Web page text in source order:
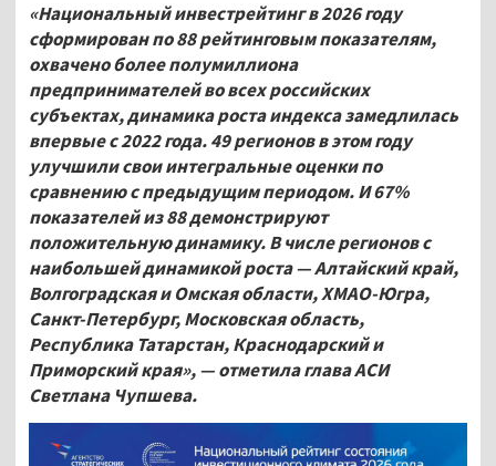
«Национальный инвестрейтинг в 2026 году
сформирован по 88 рейтинговым показателям,
охвачено более полумиллиона
предпринимателей во всех российских
субъектах, динамика роста индекса замедлилась
впервые с 2022 года. 49 регионов в этом году
улучшили свои интегральные оценки по
сравнению с предыдущим периодом. И 67%
показателей из 88 демонстрируют
положительную динамику. В числе регионов с
наибольшей динамикой роста — Алтайский край,
Волгоградская и Омская области, ХМАО-Югра,
Санкт-Петербург, Московская область,
Республика Татарстан, Краснодарский и
Приморский края», — отметила глава АСИ
Светлана Чупшева.